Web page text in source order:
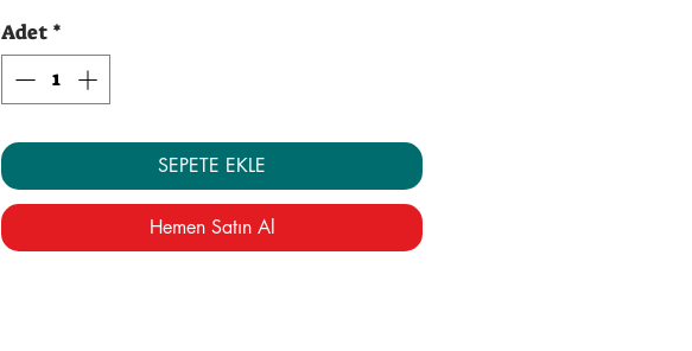
Adet *
SEPETE EKLE
Hemen Satın Al